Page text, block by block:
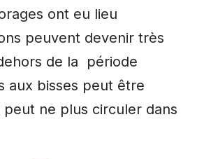
ont eu lieu
peuvent devenir très
de la période
aux bisses peut être
peut ne plus circuler dans